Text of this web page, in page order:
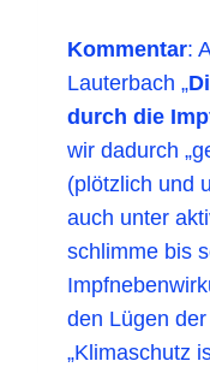
Kommentar:
Lauterbach „
durch die
wir dadurch
(plötzlich und
auch unter
schlimme bis
den Lügen
„Klimaschutz